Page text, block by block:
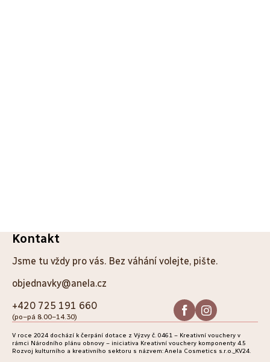
Kontakt
Jsme tu vždy pro vás. Bez váhání volejte, pište.
objednavky@anela.cz
+420 725 191 660
(po–pá 8.00–14.30)
V roce 2024 dochází k čerpání dotace z Výzvy č. 0461 – Kreativní vouchery v
rámci Národního plánu obnovy – iniciativa Kreativní vouchery komponenty 4.5
Rozvoj kulturního a kreativního sektoru s názvem: Anela Cosmetics s.r.o._KV24.